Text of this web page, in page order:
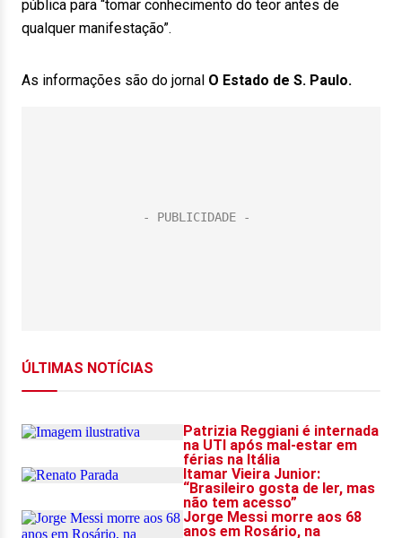
pública para “tomar conhecimento do teor antes de
qualquer manifestação”.
As informações são do jornal O Estado de S. Paulo.